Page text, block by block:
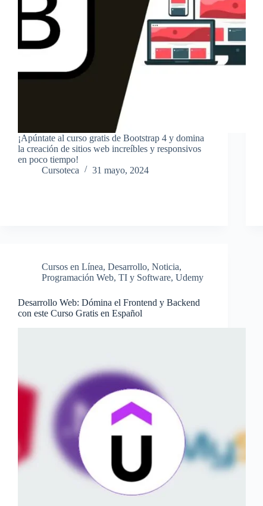
¡Apúntate al curso gratis de Bootstrap 4 y domina
la creación de sitios web increíbles y responsivos
en poco tiempo!
Cursoteca
31 mayo, 2024
Cursos en Línea, Desarrollo, Noticia,
Programación Web, TI y Software, Udemy
Desarrollo Web: Dómina el Frontend y Backend
con este Curso Gratis en Español